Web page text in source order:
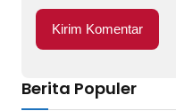
Berita Populer